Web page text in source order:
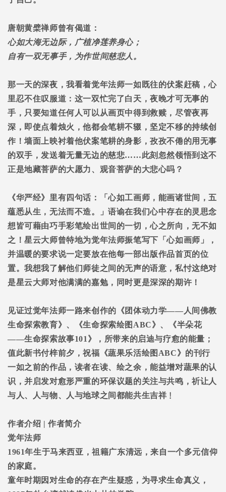
唐朝黄檗禅师曾有偈道：
心如大海无边际，广植净莲养身心；
自有一双无事手，为作世间慈悲人。
那一天的深夜，我看着觉年法师一如既往的伏案赶稿，心
里忍不住叹服道：这一双忙完了白天，夜晚才可无事的
手，只要知道任何人可以从画页中得到救赎，尽管夜再
深，即使点着烛火，他都会笔耕不辍，坚定不移的持续创
作！墙面上映衬着他伏案笔耕的身影，孜孜不倦的用无事
的双手，发送着无量无边的慈悲……此刻忽然领悟到这不
正是地藏菩萨的大愿力、观音菩萨的大悲心吗？
《华严经》里有四句话：「心如工画师，能画诸世间，五
蕴悉从生，无法而不造。」语谕在我们心中存在的灵思念
想皆可藉由巧手彩笔绘出世间的一切，心之所向，无不如
之！星云大师曾特地为觉年法师振笔写下「心如画师」，
并温暖的要求说一定要放在他每一部出版作品首页的位
置。我想我了解他们师徒之间的无声的语意，私忖这绝对
是星云大师对他满满的嘉勉，同时更是深深的期许！
见证过觉年法师一路来创作的《团体动力学―― 人间佛教
生命探索教育》、《生命探索绘图 ABC》、《半朵花
――生命探索故事101 》，所带来的启迪与疗愈的能量；
值此新书付梓前夕，祝福《蔬果乐活绘图 ABC》的刊行
一如之前的作品，读者在读、绘之余，能益增对蔬果的认
识，并启发对愈形严重的环保议题的关注与共鸣，祈让人
与人、人与物、人与地球之间都能共生吉祥﹗
作者介绍 |作者简介
觉年法师
1961年生于马来西亚，祖籍广东清远，来自一个多元信仰
的家庭。
童年时期因对生命的存在产生疑惑，为寻求生命真义，